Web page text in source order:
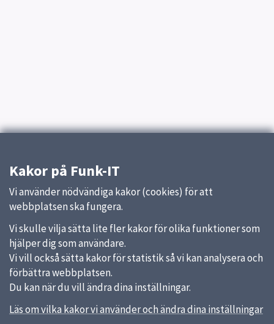
Kakor på Funk-IT
Vi använder nödvändiga kakor (cookies) för att
webbplatsen ska fungera.
Vi skulle vilja sätta lite fler kakor för olika funktioner som
hjälper dig som användare.
Vi vill också sätta kakor för statistik så vi kan analysera och
förbättra webbplatsen.
Du kan när du vill ändra dina inställningar.
Läs om vilka kakor vi använder och ändra dina inställningar